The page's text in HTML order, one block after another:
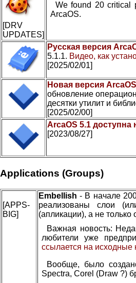
[DRV
UPDATES]
We found 20 critical
ArcaOS.
Русская версия
5.1.1. Видео, как
[2025/02/01]
Новая версия
обновление
десятки утилит и
[2025/02/00]
ArcaOS 5.1 доступна
[2023/08/27]
Applications (Groups)
[APPS-
BIG]
Embellish - В начале
реализованы слои
(апликации), а не только
Важная новость:
любители уже
ссылается на исходные
Вообще, было
Spectra, Corel (Draw ?)